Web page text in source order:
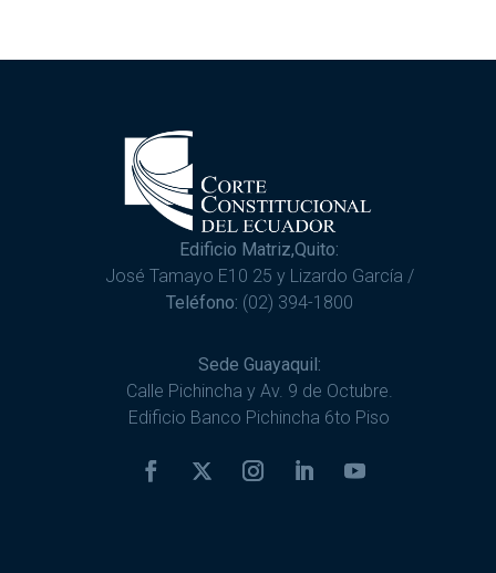
Edificio Matriz,Quito:
José Tamayo E10 25 y Lizardo García /
Teléfono: (02) 394-1800
Sede Guayaquil:
Calle Pichincha y Av. 9 de Octubre.
Edificio Banco Pichincha 6to Piso